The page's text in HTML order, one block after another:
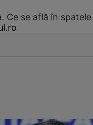
Ce se află în spatele